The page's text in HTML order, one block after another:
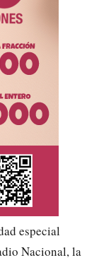
especial
Nacional, la